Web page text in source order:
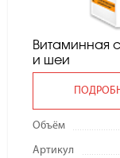
Витаминная
и шеи
Объём
Артикул